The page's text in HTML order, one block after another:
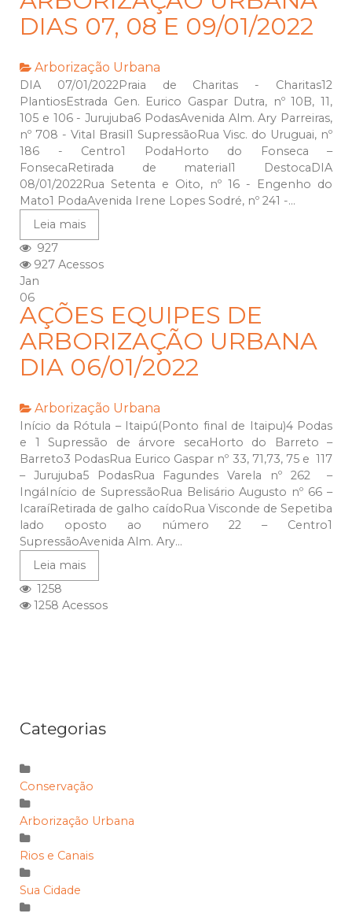
DIAS 07, 08 E 09/01/2022
Arborização Urbana
DIA 07/01/2022Praia de Charitas - Charitas12
PlantiosEstrada Gen. Eurico Gaspar Dutra, nº 10B, 11,
105 e 106 - Jurujuba6 PodasAvenida Alm. Ary Parreiras,
nº 708 - Vital Brasil1 SupressãoRua Visc. do Uruguai, nº
186 - Centro1 PodaHorto do Fonseca –
FonsecaRetirada de material1 DestocaDIA
08/01/2022Rua Setenta e Oito, nº 16 - Engenho do
Mato1 PodaAvenida Irene Lopes Sodré, nº 241 -...
Leia mais
927
927 Acessos
Jan
06
AÇÕES EQUIPES DE
ARBORIZAÇÃO URBANA
DIA 06/01/2022
Arborização Urbana
Início da Rótula – Itaipú(Ponto final de Itaipu)4 Podas
e 1 Supressão de árvore secaHorto do Barreto –
Barreto3 PodasRua Eurico Gaspar nº 33, 71,73, 75 e 117
– Jurujuba5 PodasRua Fagundes Varela nº 262 –
IngáInício de SupressãoRua Belisário Augusto nº 66 –
IcaraíRetirada de galho caídoRua Visconde de Sepetiba
lado oposto ao número 22 – Centro1
SupressãoAvenida Alm. Ary...
Leia mais
1258
1258 Acessos
Categorias
Conservação
Arborização Urbana
Rios e Canais
Sua Cidade